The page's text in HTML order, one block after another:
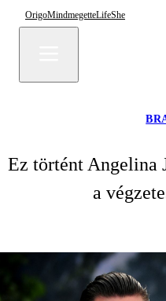
OrigoMindmegetteLifeShe
Ez történt Angelina
a